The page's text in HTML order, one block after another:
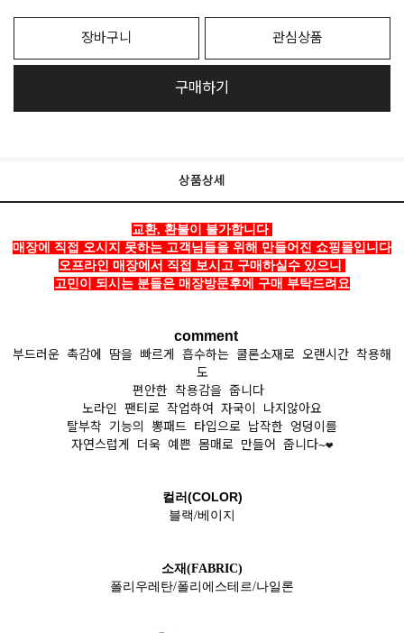
장바구니 관심상품
구매하기
상품상세
교환, 환불이 불가합니다
매장에 직접 오시지 못하는 고객님들을 위해 만들어진 쇼핑몰입니다
오프라인 매장에서 직접 보시고 구매하실수 있으니
고민이 되시는 분들은 매장방문후에 구매 부탁드려요
comment
부드러운 촉감에 땀을 빠르게 흡수하는 쿨론소재로 오랜시간 착용해
도
편안한 착용감을 줍니다
노라인 팬티로 작업하여 자국이 나지않아요
탈부착 기능의 뽕패드 타입으로 납작한 엉덩이를
자연스럽게 더욱 예쁜 몸매로 만들어 줍니다~❤️
컬러(COLOR)
블랙/베이지
소재(FABRIC)
폴리우레탄/폴리에스테르/나일론